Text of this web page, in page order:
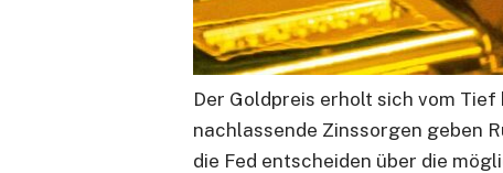
Der Goldpreis erholt sich vom Tief
nachlassende Zinssorgen geben
die Fed entscheiden über die